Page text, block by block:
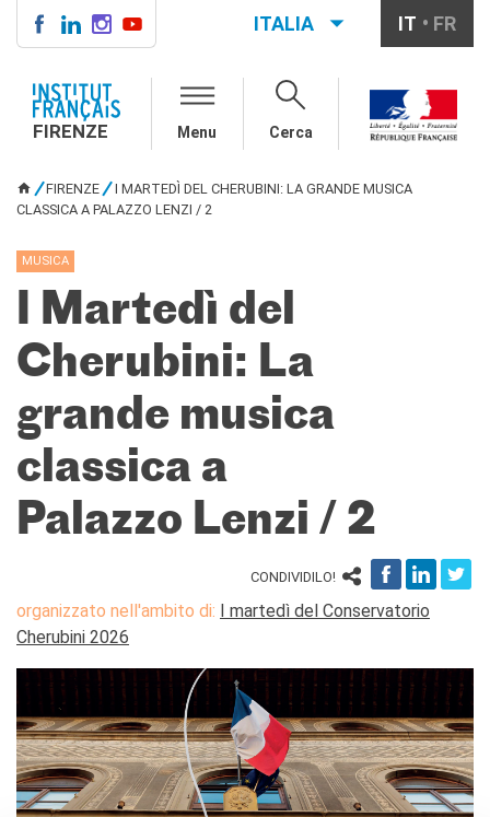
Direttore
La "Carta" dell'IFF
Partner / Mécènes
Affittare i nostri spazi
Informativa privacy
AGENDA CULTURALE
originale
CORSI FRANCESE
Carta Giovani Nazionale
Frantastique
CERTIFICAZIONI
Delf Tout Public
ACPF - COOPERAZIONE
EDUCATIVA
Risorse per i docenti di
francese
ITALIA IT FR
FIRENZE Menu Cerca
TU SEI QUI
FIRENZE
I MARTEDÌ DEL CHERUBINI: LA GRANDE MUSICA
CLASSICA A PALAZZO LENZI / 2
MUSICA
I Martedì del
Cherubini: La
grande musica
classica a
Palazzo Lenzi / 2
CONDIVIDILO!
organizzato nell'ambito di: I martedì del Conservatorio
Cherubini 2026